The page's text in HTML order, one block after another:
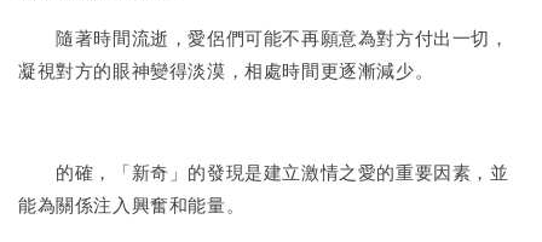
隨著時間流逝，愛侶們可能不再願意為對方付出一切，
凝視對方的眼神變得淡漠，相處時間更逐漸減少。
的確，「新奇」的發現是建立激情之愛的重要因素，並
能為關係注入興奮和能量。